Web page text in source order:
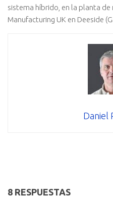
sistema híbrido, en la planta
Manufacturing UK en Deeside
Daniel
8 RESPUESTAS